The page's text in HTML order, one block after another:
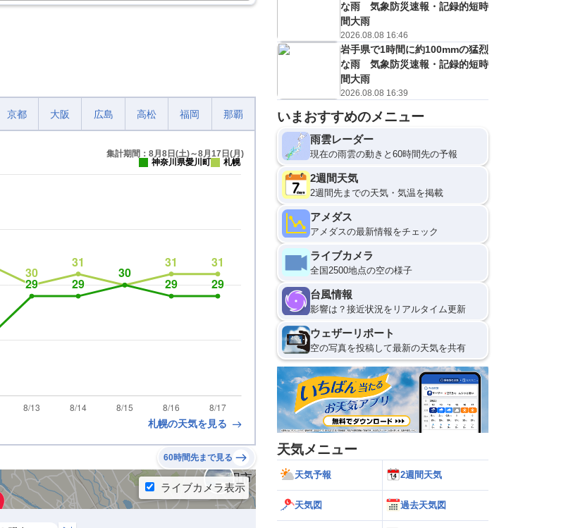
京都 大阪 広島 高松 福岡 那覇
集計期間：8月8日(土)～8月17日(月)
神奈川県愛川町
札幌
札幌の天気を見る
60時間先まで見る
な雨 気象防災速報・記録的短時
間大雨
2026.08.08 16:46
岩手県で1時間に約100mmの猛烈
な雨 気象防災速報・記録的短時
間大雨
2026.08.08 16:39
いまおすすめのメニュー
雨雲レーダー
現在の雨雲の動きと60時間先の予報
2週間天気
2週間先までの天気・気温を掲載
アメダス
アメダスの最新情報をチェック
ライブカメラ
全国2500地点の空の様子
台風情報
影響は？接近状況をリアルタイム更新
ウェザーリポート
空の写真を投稿して最新の天気を共有
天気メニュー
天気予報 2週間天気
天気図 過去天気図